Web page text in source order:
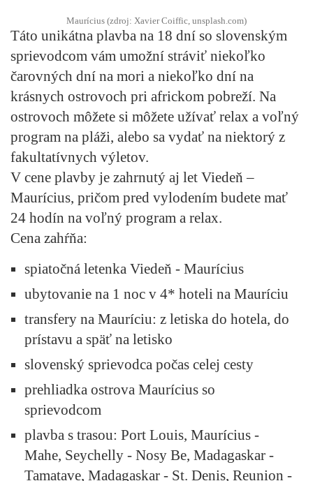
Maurícius (zdroj: Xavier Coiffic, unsplash.com)
Táto unikátna plavba na 18 dní so slovenským
sprievodcom vám umožní stráviť niekoľko
čarovných dní na mori a niekoľko dní na
krásnych ostrovoch pri africkom pobreží. Na
ostrovoch môžete si môžete užívať relax a voľný
program na pláži, alebo sa vydať na niektorý z
fakultatívnych výletov.
V cene plavby je zahrnutý aj let Viedeň –
Maurícius, pričom pred vylodením budete mať
24 hodín na voľný program a relax.
Cena zahŕňa:
spiatočná letenka Viedeň - Maurícius
ubytovanie na 1 noc v 4* hoteli na Mauríciu
transfery na Mauríciu: z letiska do hotela, do
prístavu a späť na letisko
slovenský sprievodca počas celej cesty
prehliadka ostrova Maurícius so
sprievodcom
plavba s trasou: Port Louis, Maurícius -
Mahe, Seychelly - Nosy Be, Madagaskar -
Tamatave, Madagaskar - St. Denis, Reunion -